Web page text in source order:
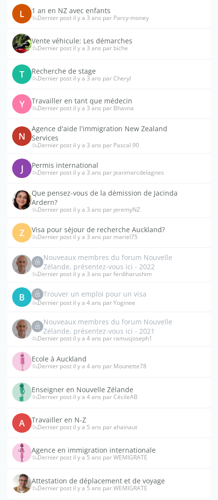
L 1 an en NZ avec enfants
Dernier post il y a 3 ans par Parcy-money
Vente véhicule: Les démarches
Dernier post il y a 3 ans par biche
T Recherche de stage
Dernier post il y a 3 ans par Cheryl
Y Travailler en tant que médecin
Dernier post il y a 3 ans par Bhavna
N
Agence d'aide l'immigration New Zealand
Services
Dernier post il y a 3 ans par Pascal 90
J Permis international
Dernier post il y a 3 ans par jeanmarcdelagnes
Que pensez-vous de la démission de Jacinda
Ardern?
Dernier post il y a 3 ans par jeremyNZ
Z Visa pour séjour de recherche Auckland?
Dernier post il y a 3 ans par mariel75
Nouveaux membres du forum Nouvelle
Zélande, présentez-vous ici - 2022
Dernier post il y a 3 ans par ferdiharushim
B Trouver un emploi pour un visa
Dernier post il y a 4 ans par Yoginee
Nouveaux membres du forum Nouvelle
Zélande, présentez-vous ici - 2021
Dernier post il y a 4 ans par ramusjoseph1
Ecole à Auckland
Dernier post il y a 4 ans par Mounette78
Enseigner en Nouvelle Zélande
Dernier post il y a 4 ans par CécileAB
A Travailler en N-Z
Dernier post il y a 5 ans par ahainaut
Agence en immigration internationale
Dernier post il y a 5 ans par WEMIGRATE
Attestation de déplacement et de voyage
Dernier post il y a 5 ans par WEMIGRATE